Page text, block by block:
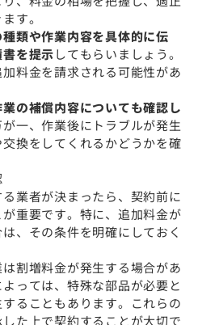
す。
種類や作業内容を具体的に伝
を提示してもらいましょう。
料金を請求される可能性があ
業の補償内容についても確認し
一、作業後にトラブルが発生
換をしてくれるかどうかを確
業者が決まったら、契約前に
重要です。特に、追加料金が
、その条件を明確にしておく
割増料金が発生する場合があ
っては、特殊な部品が必要と
ることもあります。これらの
た上で契約することが大切で